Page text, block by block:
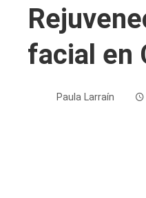
facial en
Paula Larraín